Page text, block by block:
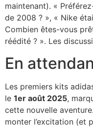
maintenant). «
de 2008 ? », « Nike
Combien êtes-vous
réédité ? ». Les
En
Les premiers kits
le 1er août 2025,
cette nouvelle
monter l’excitation (et